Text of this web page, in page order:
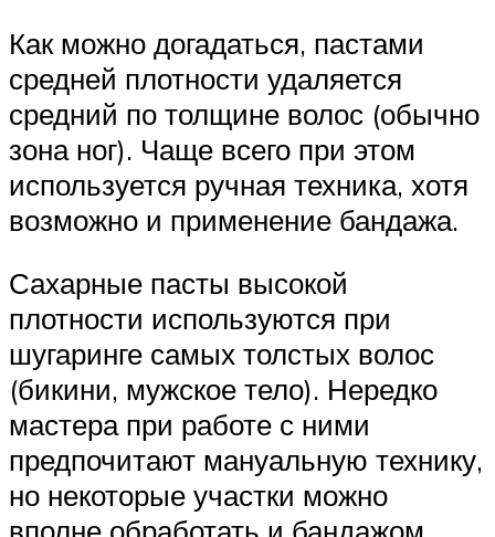
Как можно догадаться, пастами
средней плотности удаляется
средний по толщине волос (обычно
зона ног). Чаще всего при этом
используется ручная техника, хотя
возможно и применение бандажа.
Сахарные пасты высокой
плотности используются при
шугаринге самых толстых волос
(бикини, мужское тело). Нередко
мастера при работе с ними
предпочитают мануальную технику,
но некоторые участки можно